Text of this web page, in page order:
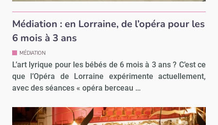
Médiation : en Lorraine, de l’opéra pour les
6 mois à 3 ans
MÉDIATION
L’art lyrique pour les bébés de 6 mois à 3 ans ? C’est ce
que l’Opéra de Lorraine expérimente actuellement,
avec des séances « opéra berceau …